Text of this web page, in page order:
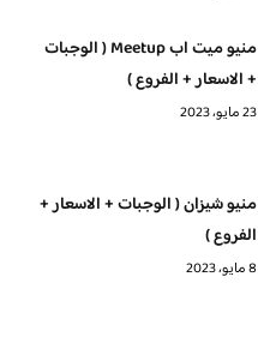
منيو ميت اب Meetup ( الوجبات
+ الاسعار + الفروع )
23 مايو، 2023
منيو شيزان ( الوجبات + الاسعار +
الفروع )
8 مايو، 2023